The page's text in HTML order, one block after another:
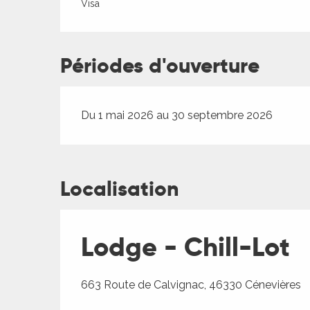
Visa
Périodes d'ouverture
Du 1 mai 2026 au 30 septembre 2026
Localisation
Lodge - Chill-Lot
663 Route de Calvignac, 46330 Cénevières